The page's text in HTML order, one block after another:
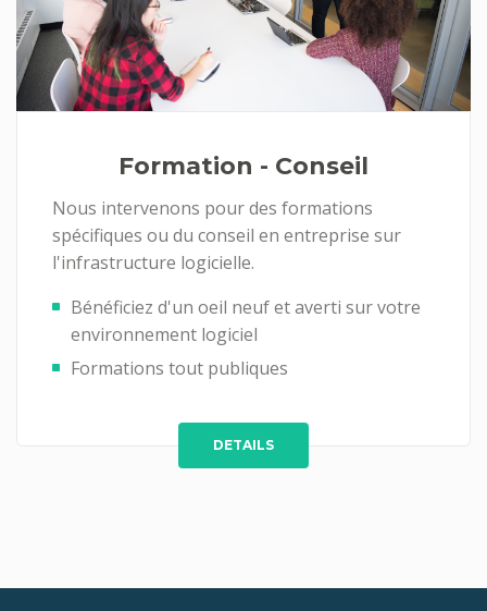
Formation - Conseil
Nous intervenons pour des formations
spécifiques ou du conseil en entreprise sur
l'infrastructure logicielle.
Bénéficiez d'un oeil neuf et averti sur votre
environnement logiciel
Formations tout publiques
DETAILS